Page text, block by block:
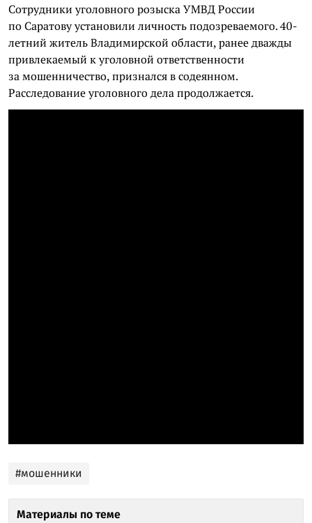
Сотрудники уголовного розыска УМВД России
по Саратову установили личность подозреваемого. 40-
летний житель Владимирской области, ранее дважды
привлекаемый к уголовной ответственности
за мошенничество, признался в содеянном.
Расследование уголовного дела продолжается.
#мошенники
Материалы по теме